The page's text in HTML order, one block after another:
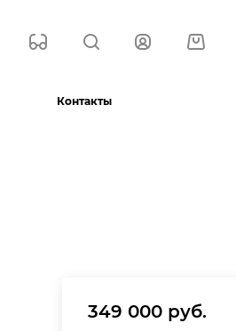
Контакты
349 000 руб.